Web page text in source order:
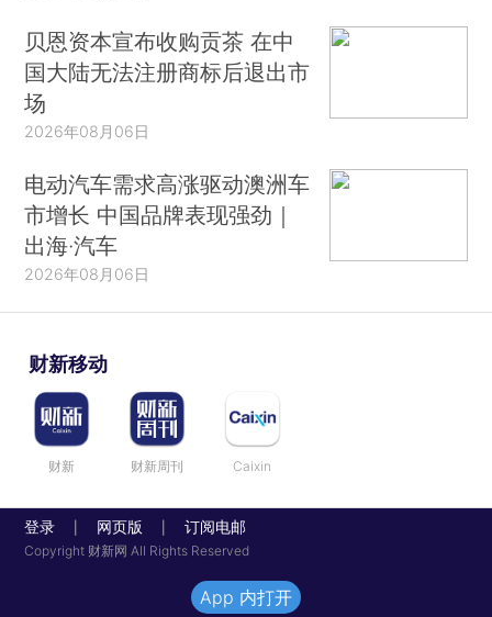
贝恩资本宣布收购贡茶 在中
国大陆无法注册商标后退出市
场
2026年08月06日
电动汽车需求高涨驱动澳洲车
市增长 中国品牌表现强劲｜
出海·汽车
2026年08月06日
财新移动
财新 财新周刊 Caixin
登录 网页版 订阅电邮
Copyright 财新网 All Rights Reserved
App 内打开